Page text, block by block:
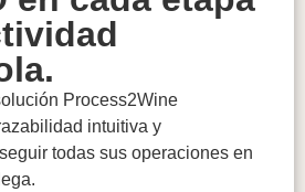
Process2Wine
intuitiva y
todas sus operaciones en